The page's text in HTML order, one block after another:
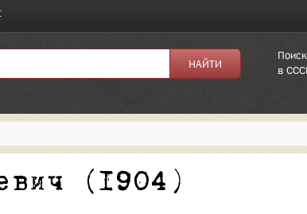
в
(1904)